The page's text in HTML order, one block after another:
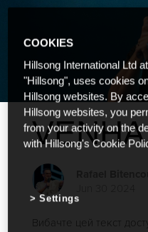
Вибачте цей текст
COOKIES
Hillsong International Ltd
"Hillsong", uses cookies
Hillsong websites. By
Hillsong websites, you
from your activity on the
with Hillsong's Cookie
Settings